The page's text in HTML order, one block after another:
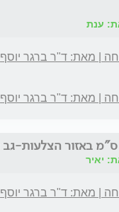
| מאת: ד"ר ברגר יוסף
| מאת: ד"ר ברגר יוסף
| מאת: ד"ר ברגר יוסף